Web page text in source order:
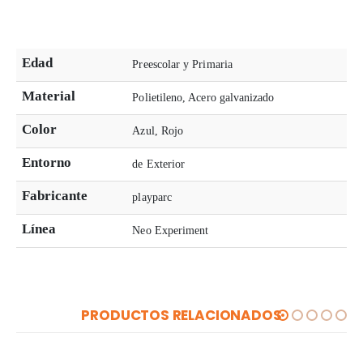
Edad Preescolar y Primaria
Material Polietileno, Acero galvanizado
Color Azul, Rojo
Entorno de Exterior
Fabricante playparc
Línea Neo Experiment
PRODUCTOS RELACIONADOS